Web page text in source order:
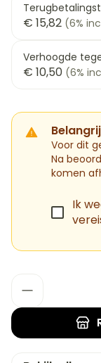
€ 15,82 (6%
Verhoogde
€ 10,50 (6%
Voor dit
Na
komen
Ik